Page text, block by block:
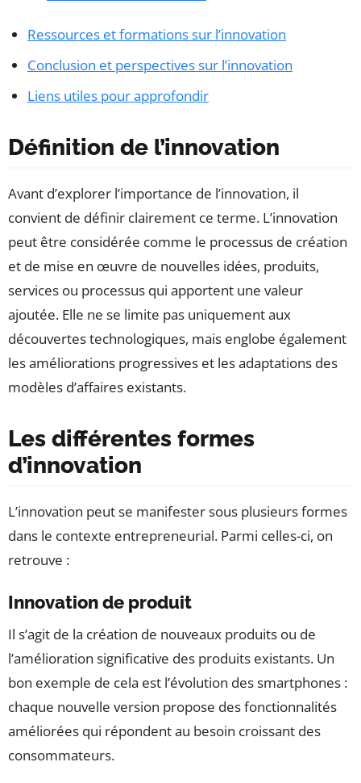
Ressources et formations sur l’innovation
Conclusion et perspectives sur l’innovation
Liens utiles pour approfondir
Définition de l’innovation
Avant d’explorer l’importance de l’innovation, il
convient de définir clairement ce terme. L’innovation
peut être considérée comme le processus de création
et de mise en œuvre de nouvelles idées, produits,
services ou processus qui apportent une valeur
ajoutée. Elle ne se limite pas uniquement aux
découvertes technologiques, mais englobe également
les améliorations progressives et les adaptations des
modèles d’affaires existants.
Les différentes formes
d’innovation
L’innovation peut se manifester sous plusieurs formes
dans le contexte entrepreneurial. Parmi celles-ci, on
retrouve :
Innovation de produit
Il s’agit de la création de nouveaux produits ou de
l’amélioration significative des produits existants. Un
bon exemple de cela est l’évolution des smartphones :
chaque nouvelle version propose des fonctionnalités
améliorées qui répondent au besoin croissant des
consommateurs.